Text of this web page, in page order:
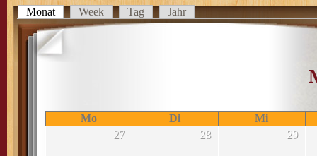
Haupt-Reiter
Monat (aktiver Reiter)
Week Tag Jahr
Mo Di
Mi
27
28 29